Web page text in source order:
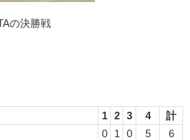
の決勝戦
1 2 3 4
計
0 1 0 5
6